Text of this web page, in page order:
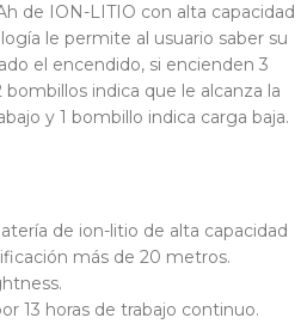
de ION-LITIO con alta capacidad
le permite al usuario saber su
el encendido, si encienden 3
indica que le alcanza la
y 1 bombillo indica carga baja.
de ion-litio de alta capacidad
más de 20 metros.
13 horas de trabajo continuo.